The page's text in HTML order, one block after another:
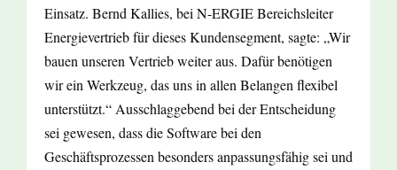
Einsatz. Bernd Kallies, bei N-ERGIE Bereichsleiter
Energievertrieb für dieses Kundensegment, sagte: „Wir
bauen unseren Vertrieb weiter aus. Dafür benötigen
wir ein Werkzeug, das uns in allen Belangen flexibel
unterstützt.“ Ausschlaggebend bei der Entscheidung
sei gewesen, dass die Software bei den
Geschäftsprozessen besonders anpassungsfähig sei und